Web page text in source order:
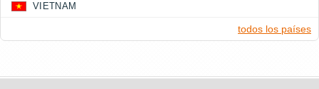
VIETNAM
todos los países